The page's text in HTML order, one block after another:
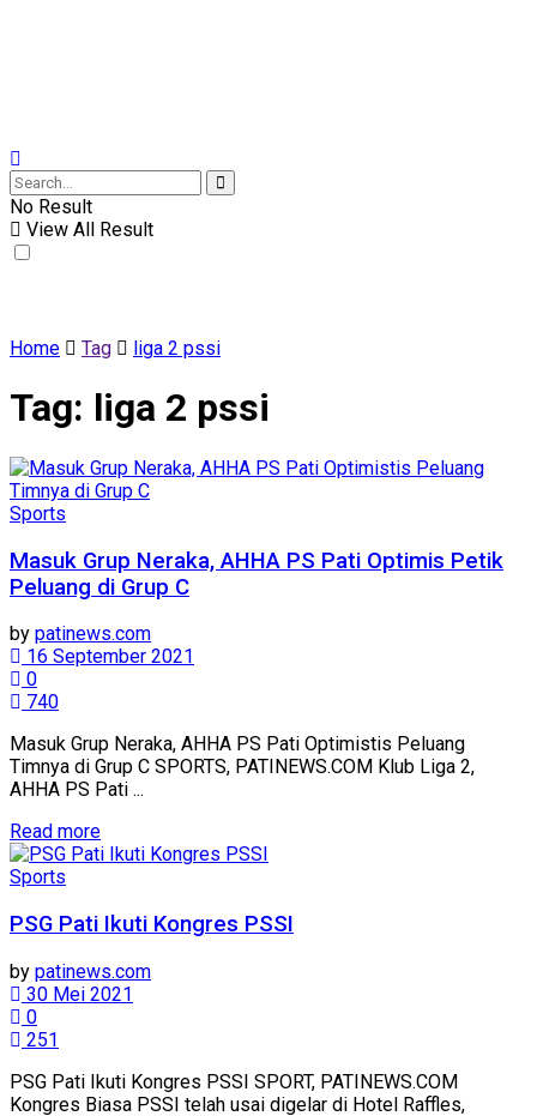
No Result
View All Result
Home Tag liga 2 pssi
Tag: liga 2 pssi
Sports
Masuk Grup Neraka, AHHA PS Pati Optimis Petik
Peluang di Grup C
by patinews.com
16 September 2021
0
740
Masuk Grup Neraka, AHHA PS Pati Optimistis Peluang
Timnya di Grup C SPORTS, PATINEWS.COM Klub Liga 2,
AHHA PS Pati ...
Read moreDetails
Sports
PSG Pati Ikuti Kongres PSSI
by patinews.com
30 Mei 2021
0
251
PSG Pati Ikuti Kongres PSSI SPORT, PATINEWS.COM
Kongres Biasa PSSI telah usai digelar di Hotel Raffles,